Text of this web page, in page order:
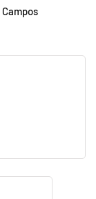
Campos